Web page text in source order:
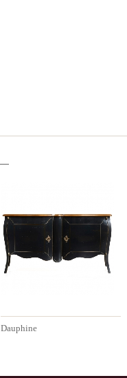
Dauphine